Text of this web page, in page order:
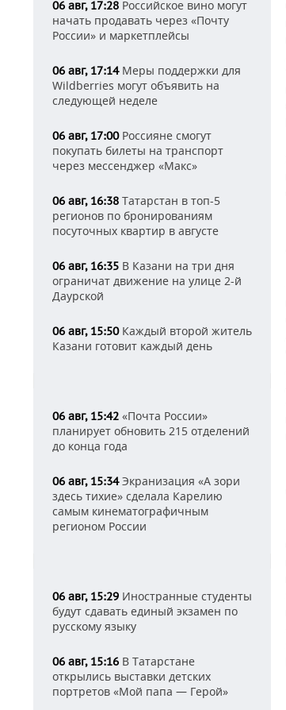
06 авг, 17:28 Российское вино могут
начать продавать через «Почту
России» и маркетплейсы
06 авг, 17:14Меры поддержки для
Wildberries могут объявить на
следующей неделе
06 авг, 17:00Россияне смогут
покупать билеты на транспорт
через мессенджер «Макс»
06 авг, 16:38 Татарстан в топ-5
регионов по бронированиям
посуточных квартир в августе
06 авг, 16:35 В Казани на три дня
ограничат движение на улице 2-й
Даурской
06 авг, 15:50Каждый второй житель
Казани готовит каждый день
06 авг, 15:42 «Почта России»
планирует обновить 215 отделений
до конца года
06 авг, 15:34Экранизация «А зори
здесь тихие» сделала Карелию
самым кинематографичным
регионом России
06 авг, 15:29 Иностранные студенты
будут сдавать единый экзамен по
русскому языку
06 авг, 15:16 В Татарстане
открылись выставки детских
портретов «Мой папа — Герой»